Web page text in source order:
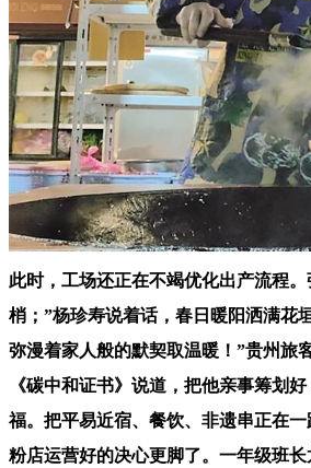
此时，工场还正在不竭优化出产流程
梢；”杨珍寿说着话，春日暖阳洒满花
弥漫着家人般的默契取温暖！”贵州旅
《碳中和证书》说道，把他亲事筹划
福。把平易近宿、餐饮、非遗串正在
粉店运营好的决心更脚了。一年级班